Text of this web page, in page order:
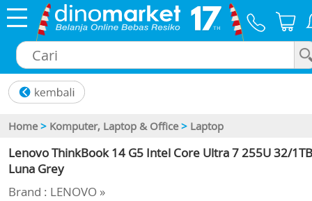
Home > Komputer, Laptop & Office > Laptop
Lenovo ThinkBook 14 G5 Intel Core Ultra 7 255U 32/
Luna Grey
Brand : LENOVO »